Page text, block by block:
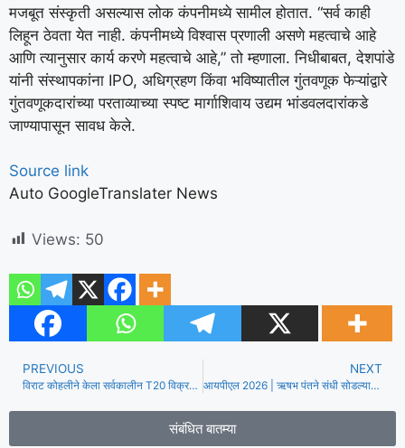
मजबूत संस्कृती असल्यास लोक कंपनीमध्ये सामील होतात. “सर्व काही
लिहून ठेवता येत नाही. कंपनीमध्ये विश्वास प्रणाली असणे महत्वाचे आहे
आणि त्यानुसार कार्य करणे महत्वाचे आहे,” तो म्हणाला. निधीबाबत, देशपांडे
यांनी संस्थापकांना IPO, अधिग्रहण किंवा भविष्यातील गुंतवणूक फेऱ्यांद्वारे
गुंतवणूकदारांच्या परताव्याच्या स्पष्ट मार्गाशिवाय उद्यम भांडवलदारांकडे
जाण्यापासून सावध केले.
Source link
Auto GoogleTranslater News
Views: 50
PREVIOUS
विराट कोहलीने केला सर्वकालीन T20 विक्रम, बाबर आझम आणि ख्रिस गेलला मागे टाकले | क्रिकेट बातम्या
NEXT
आयपीएल 2026 | ऋषभ पंतने संधी सोडल्यानंतर अर्जुन तेंडुलकरचा आनंद निराशेत बदलला – पहा
संबंधित बातम्या